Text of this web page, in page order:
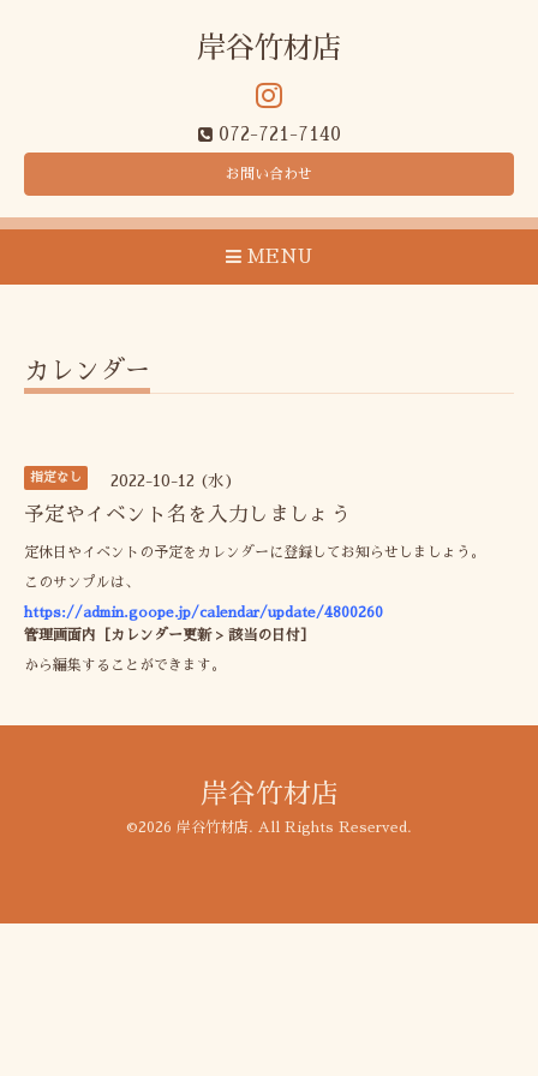
岸谷竹材店
072-721-7140
お問い合わせ
MENU
カレンダー
指定なし 2022-10-12 (水)
予定やイベント名を入力しましょう
定休日やイベントの予定をカレンダーに登録してお知らせしましょう。
このサンプルは、
https://admin.goope.jp/calendar/update/4800260
管理画面内［カレンダー更新 > 該当の日付］
から編集することができます。
岸谷竹材店
©2026 岸谷竹材店. All Rights Reserved.